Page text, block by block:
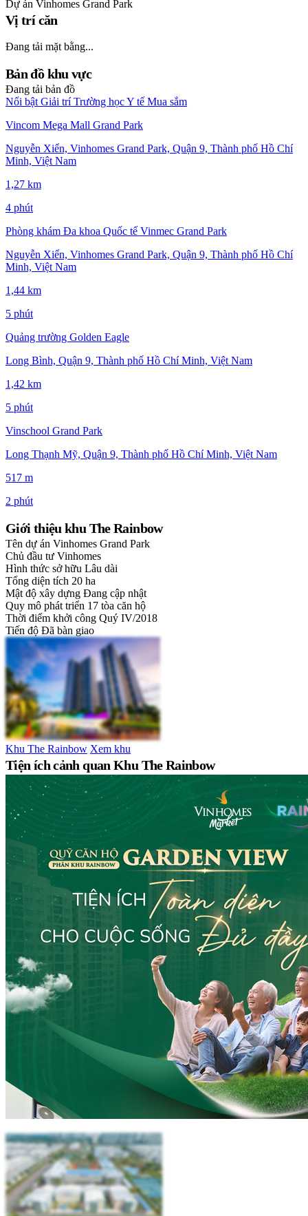
Dự án Vinhomes Grand Park
Vị trí căn
Đang tải mặt bằng...
Bản đồ khu vực
Đang tải bản đồ
Nổi bật Giải trí Trường họcY tế Mua sắm
Vincom Mega Mall Grand Park
Nguyễn Xiển, Vinhomes Grand Park, Quận 9, Thành phố Hồ Chí
Minh, Việt Nam
1,27 km
4 phút
Phòng khám Đa khoa Quốc tế Vinmec Grand Park
Nguyễn Xiển, Vinhomes Grand Park, Quận 9, Thành phố Hồ Chí
Minh, Việt Nam
1,44 km
5 phút
Quảng trường Golden Eagle
Long Bình, Quận 9, Thành phố Hồ Chí Minh, Việt Nam
1,42 km
5 phút
Vinschool Grand Park
Long Thạnh Mỹ, Quận 9, Thành phố Hồ Chí Minh, Việt Nam
517 m
2 phút
Giới thiệu khu The Rainbow
Tên dự án Vinhomes Grand Park
Chủ đầu tư Vinhomes
Hình thức sở hữu Lâu dài
Tổng diện tích 20 ha
Mật độ xây dựng Đang cập nhật
Quy mô phát triển 17 tòa căn hộ
Thời điểm khởi công Quý IV/2018
Tiến độ Đã bàn giao
Khu The Rainbow Xem khu
Tiện ích cảnh quan Khu The Rainbow